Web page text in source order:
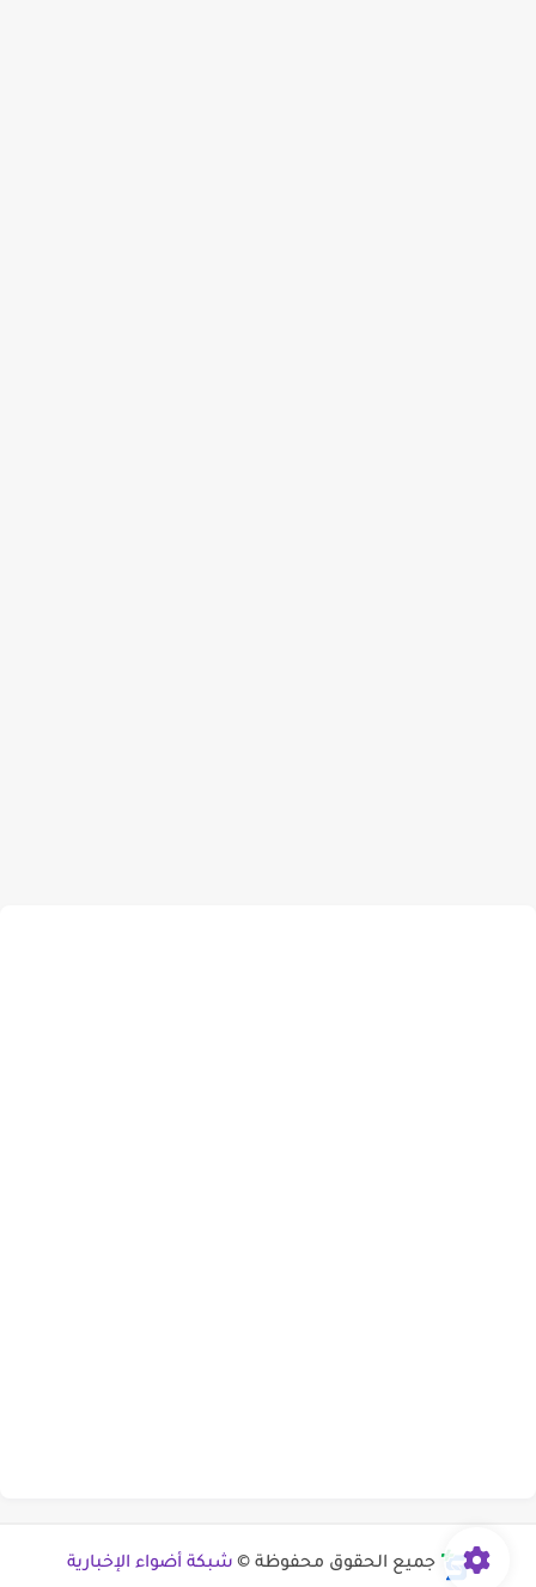
جميع الحقوق محفوظة © شبكة أضواء الإخبارية